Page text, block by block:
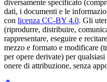
diversamente specificato
dati, i documenti e le
con licenza CC-BY 4.0. Gli
(riprodurre, distribuire,
rappresentare, eseguire e
mezzo e formato e modificare
per opere derivate) per
onere di attribuzione, senza